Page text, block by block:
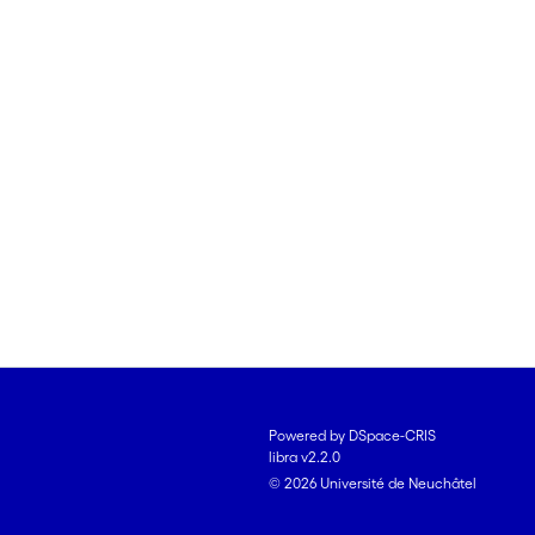
Powered by DSpace-CRIS
libra v2.2.0
© 2026 Université de Neuchâtel